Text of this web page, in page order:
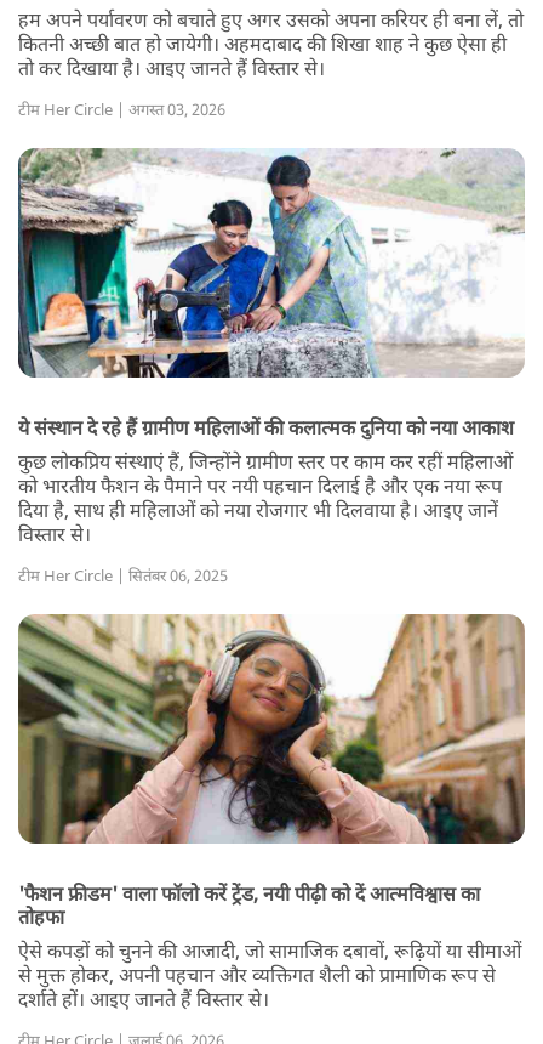
हम अपने पर्यावरण को बचाते हुए अगर उसको अपना करियर ही बना लें, तो
कितनी अच्छी बात हो जायेगी। अहमदाबाद की शिखा शाह ने कुछ ऐसा ही
तो कर दिखाया है। आइए जानते हैं विस्तार से।
टीम Her Circle | अगस्त 03, 2026
ये संस्थान दे रहे हैं ग्रामीण महिलाओं की कलात्मक दुनिया को नया आकाश
कुछ लोकप्रिय संस्थाएं हैं, जिन्होंने ग्रामीण स्तर पर काम कर रहीं महिलाओं
को भारतीय फैशन के पैमाने पर नयी पहचान दिलाई है और एक नया रूप
दिया है, साथ ही महिलाओं को नया रोजगार भी दिलवाया है। आइए जानें
विस्तार से।
टीम Her Circle | सितंबर 06, 2025
'फैशन फ्रीडम' वाला फॉलो करें ट्रेंड, नयी पीढ़ी को दें आत्मविश्वास का
तोहफा
ऐसे कपड़ों को चुनने की आजादी, जो सामाजिक दबावों, रूढ़ियों या सीमाओं
से मुक्त होकर, अपनी पहचान और व्यक्तिगत शैली को प्रामाणिक रूप से
दर्शाते हों। आइए जानते हैं विस्तार से।